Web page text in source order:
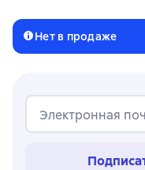
Нет в продаже
Электронная